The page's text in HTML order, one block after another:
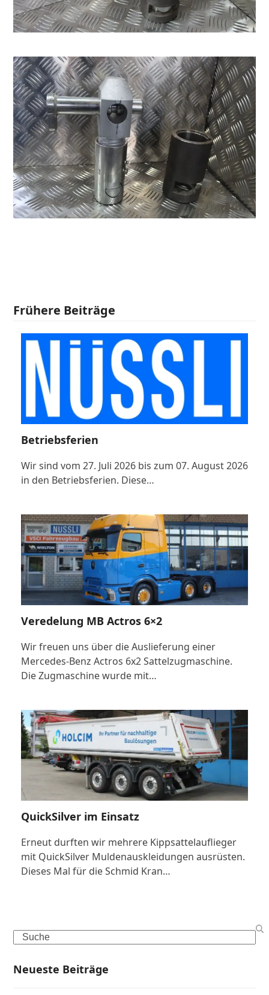
Frühere Beiträge
Betriebsferien
Wir sind vom 27. Juli 2026 bis zum 07. August 2026
in den Betriebsferien. Diese…
Veredelung MB Actros 6×2
Wir freuen uns über die Auslieferung einer
Mercedes-Benz Actros 6x2 Sattelzugmaschine.
Die Zugmaschine wurde mit…
QuickSilver im Einsatz
Erneut durften wir mehrere Kippsattelauflieger
mit QuickSilver Muldenauskleidungen ausrüsten.
Dieses Mal für die Schmid Kran…
Search
Neueste Beiträge